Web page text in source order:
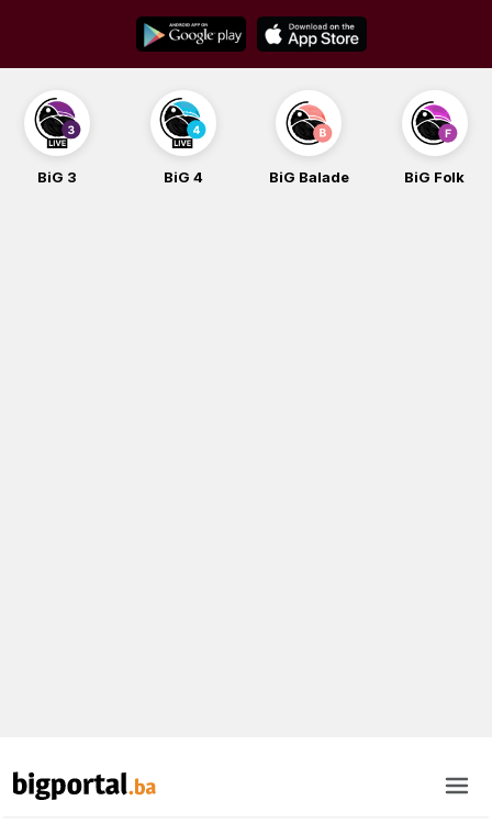
content
BiG 3 BiG 4 BiG Balade BiG Folk